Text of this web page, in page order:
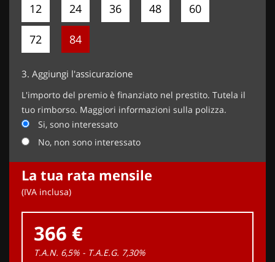
12 24 36 48 60
72 84
3. Aggiungi l'assicurazione
L'importo del premio è finanziato nel prestito. Tutela il
tuo rimborso. Maggiori informazioni sulla polizza.
Si, sono interessato
No, non sono interessato
La tua rata mensile
(IVA inclusa)
366 €
T.A.N. 6,5% - T.A.E.G. 7,30%